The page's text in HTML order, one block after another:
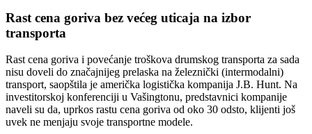
Rast cena goriva bez većeg uticaja na izbor
transporta
Rast cena goriva i povećanje troškova drumskog transporta za sada
nisu doveli do značajnijeg prelaska na železnički (intermodalni)
transport, saopštila je američka logistička kompanija J.B. Hunt. Na
investitorskoj konferenciji u Vašingtonu, predstavnici kompanije
naveli su da, uprkos rastu cena goriva od oko 30 odsto, klijenti još
uvek ne menjaju svoje transportne modele.